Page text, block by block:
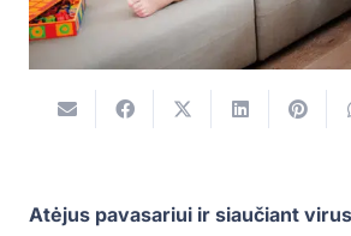
Atėjus pavasariui ir siaučiant